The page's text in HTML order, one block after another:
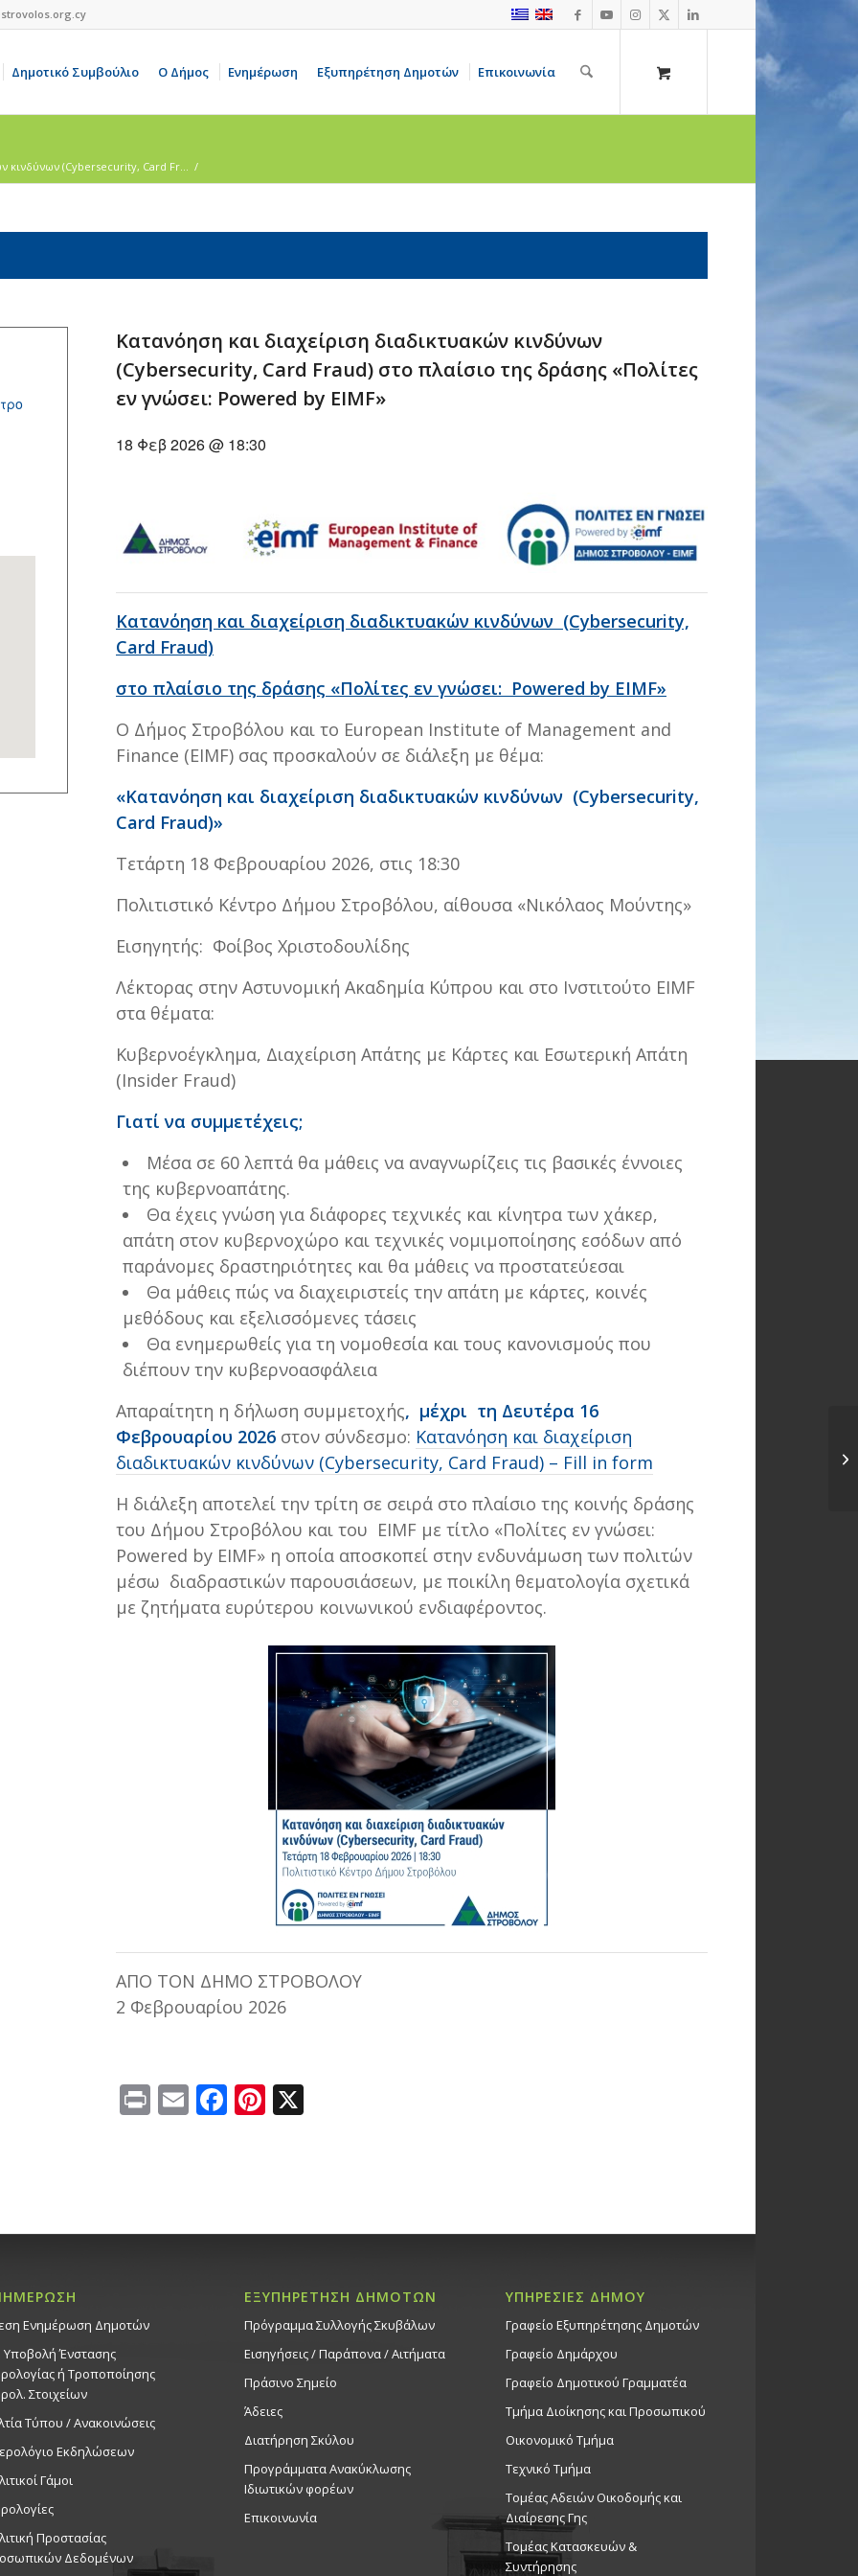
Δημοτικό Συμβούλιο Ο Δήμος Ενημέρωση Εξυπηρέτηση Δημοτών Επικοινωνία
κινδύνων (Cybersecurity, Card Fr... /
Κατανόηση και διαχείριση διαδικτυακών κινδύνων
(Cybersecurity, Card Fraud) στο πλαίσιο της δράσης «Πολίτες
εν γνώσει: Powered by EIMF»
18 Φεβ 2026 @ 18:30
Κατανόηση και διαχείριση διαδικτυακών κινδύνων (Cybersecurity,
Card Fraud)
στο πλαίσιο της δράσης «Πολίτες εν γνώσει: Powered by EIMF»
Ο Δήμος Στροβόλου και το European Institute of Management and
Finance (EIMF) σας προσκαλούν σε διάλεξη με θέμα:
«Κατανόηση και διαχείριση διαδικτυακών κινδύνων (Cybersecurity,
Card Fraud)»
Τετάρτη 18 Φεβρουαρίου 2026, στις 18:30
Πολιτιστικό Κέντρο Δήμου Στροβόλου, αίθουσα «Νικόλαος Μούντης»
Εισηγητής: Φοίβος Χριστοδουλίδης
Λέκτορας στην Αστυνομική Ακαδημία Κύπρου και στο Ινστιτούτο EIMF
στα θέματα:
Κυβερνοέγκλημα, Διαχείριση Απάτης με Κάρτες και Εσωτερική Απάτη
(Insider Fraud)
Γιατί να συμμετέχεις;
Μέσα σε 60 λεπτά θα μάθεις να αναγνωρίζεις τις βασικές έννοιες
της κυβερνοαπάτης.
Θα έχεις γνώση για διάφορες τεχνικές και κίνητρα των χάκερ,
απάτη στον κυβερνοχώρο και τεχνικές νομιμοποίησης εσόδων από
παράνομες δραστηριότητες και θα μάθεις να προστατεύεσαι
Θα μάθεις πώς να διαχειριστείς την απάτη με κάρτες, κοινές
μεθόδους και εξελισσόμενες τάσεις
Θα ενημερωθείς για τη νομοθεσία και τους κανονισμούς που
διέπουν την κυβερνοασφάλεια
Απαραίτητη η δήλωση συμμετοχής, μέχρι τη Δευτέρα 16
Φεβρουαρίου 2026 στον σύνδεσμο: Κατανόηση και διαχείριση
διαδικτυακών κινδύνων (Cybersecurity, Card Fraud) – Fill in form
Η διάλεξη αποτελεί την τρίτη σε σειρά στο πλαίσιο της κοινής δράσης
του Δήμου Στροβόλου και του EIMF με τίτλο «Πολίτες εν γνώσει:
Powered by EIMF» η οποία αποσκοπεί στην ενδυνάμωση των πολιτών
μέσω διαδραστικών παρουσιάσεων, με ποικίλη θεματολογία σχετικά
με ζητήματα ευρύτερου κοινωνικού ενδιαφέροντος.
ΑΠΟ ΤΟΝ ΔΗΜΟ ΣΤΡΟΒΟΛΟΥ
2 Φεβρουαρίου 2026
PrintEmailFacebook
Pinterest
Ενημέρωση Δημοτών
Υποβολή Ένστασης
ή Τροποποίησης
Στοιχείων
Τύπου / Ανακοινώσεις
Εκδηλώσεων
Γάμοι
Προστασίας
Δεδομένων
ΕΞΥΠΗΡΕΤΗΣΗ ΔΗΜΟΤΩΝ
Πρόγραμμα Συλλογής Σκυβάλων
Εισηγήσεις / Παράπονα / Αιτήματα
Πράσινο Σημείο
Άδειες
Διατήρηση Σκύλου
Προγράμματα Ανακύκλωσης
Ιδιωτικών φορέων
Επικοινωνία
ΥΠΗΡΕΣΙΕΣ ΔΗΜΟΥ
Γραφείο Εξυπηρέτησης Δημοτών
Γραφείο Δημάρχου
Γραφείο Δημοτικού Γραμματέα
Τμήμα Διοίκησης και Προσωπικού
Οικονομικό Τμήμα
Τεχνικό Τμήμα
Τομέας Αδειών Οικοδομής και
Διαίρεσης Γης
Τομέας Κατασκευών &
Συντήρησης